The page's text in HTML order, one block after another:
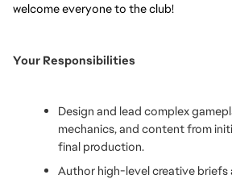
welcome everyone to the club!
Your Responsibilities
Design and lead complex
mechanics, and content from
final production.
Author high-level creative briefs